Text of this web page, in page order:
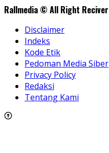
Rallmedia © All Right Reciver
Disclaimer
Indeks
Kode Etik
Pedoman Media Siber
Privacy Policy
Redaksi
Tentang Kami